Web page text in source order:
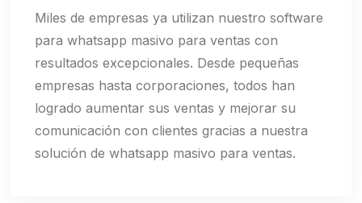
Miles de empresas ya utilizan nuestro software
para whatsapp masivo para ventas con
resultados excepcionales. Desde pequeñas
empresas hasta corporaciones, todos han
logrado aumentar sus ventas y mejorar su
comunicación con clientes gracias a nuestra
solución de whatsapp masivo para ventas.